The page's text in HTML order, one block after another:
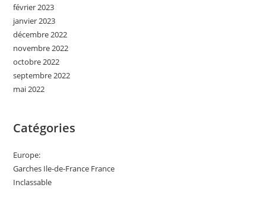
février 2023
janvier 2023
décembre 2022
novembre 2022
octobre 2022
septembre 2022
mai 2022
Catégories
Europe:
Garches Ile-de-France France
Inclassable